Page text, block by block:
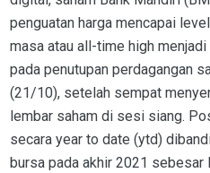
penguatan harga mencapai
masa atau all-time high
pada penutupan perdagangan
(21/10), setelah sempat
lembar saham di sesi siang.
secara year to date (ytd)
bursa pada akhir 2021 sebesar